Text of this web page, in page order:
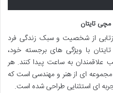
تایتان
از شخصیت و سبک زندگی فرد
با ویژگی های برجسته خود،
علاقمندان به ساعت پیدا کنند. هر
ای از هنر و مهندسی است که
ای استثنایی طراحی شده است.